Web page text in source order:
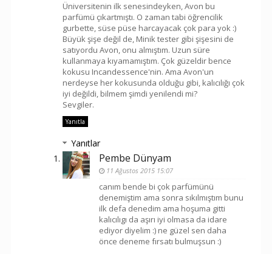
Üniversitenin ilk senesindeyken, Avon bu
parfümü çıkartmıştı. O zaman tabi öğrencilik
gurbette, süse püse harcayacak çok para yok :)
Büyük şişe değil de, Minik tester gibi şişesini de
satıyordu Avon, onu almıştım. Uzun süre
kullanmaya kıyamamıştım. Çok güzeldir bence
kokusu Incandessence'nin. Ama Avon'un
nerdeyse her kokusunda olduğu gibi, kalıcılığı çok
iyi değildi, bilmem şimdi yenilendi mi?
Sevgiler.
Yanıtla
Yanıtlar
Pembe Dünyam
11 Ağustos 2015 15:07
canım bende bi çok parfümünü
denemiştim ama sonra sıkılmıştım bunu
ilk defa denedim ama hoşuma gitti
kalıcılıgı da aşırı iyi olmasa da idare
ediyor diyelim :) ne güzel sen daha
önce deneme fırsatı bulmuşsun :)